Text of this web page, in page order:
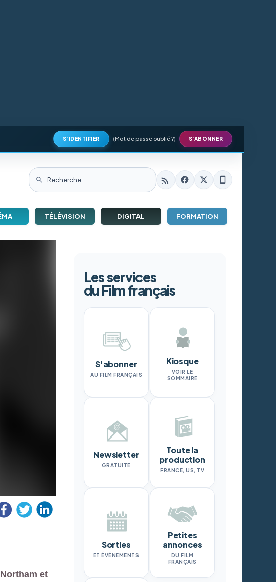
S'IDENTIFIER (Mot de passe oublié ?) S'ABONNER
TÉLÉVISION DIGITAL FORMATION
et
Les services
du Film français
S'abonner
AU FILM FRANÇAIS
Kiosque
VOIR LE
SOMMAIRE
Newsletter
GRATUITE
Toute la
production
FRANCE, US, TV
Sorties
ET ÉVÉNEMENTS
Petites
annonces
DU FILM
FRANÇAIS